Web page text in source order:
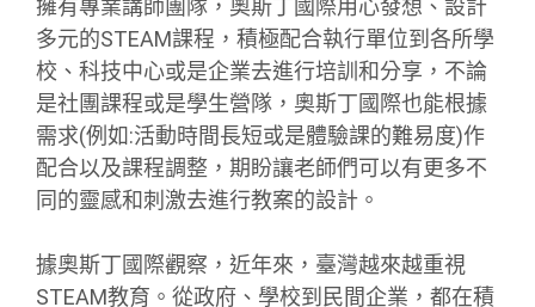
擁有專業講師團隊，奧斯丁國際用心發想、設計
多元的STEAM課程，積極配合執行單位到各所學
校、科技中心或是企業去進行培訓和分享，不論
是社團課程或是學生營隊，奧斯丁國際也能根據
需求(例如:活動時間長短或是體驗課的難易度)作
配合以及課程調整，期盼讓老師們可以有更多不
同的靈感和刺激去進行教案的設計。
據奧斯丁國際觀察，近年來，臺灣越來越重視
STEAM教育。從政府、學校到民間企業，都在積